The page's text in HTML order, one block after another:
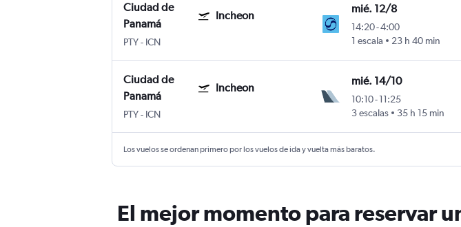
Ciudad de
Panamá
Incheon
PTY- ICN
mié. 12/8
14:20-4:00
1 escala
23 h 40 min
Ciudad de
Panamá
Incheon
PTY- ICN
mié. 14/10
10:10-11:25
3 escalas
35 h 15 min
Los vuelos se ordenan primero por los vuelos de ida y vuelta más baratos.
El mejor momento para reservar